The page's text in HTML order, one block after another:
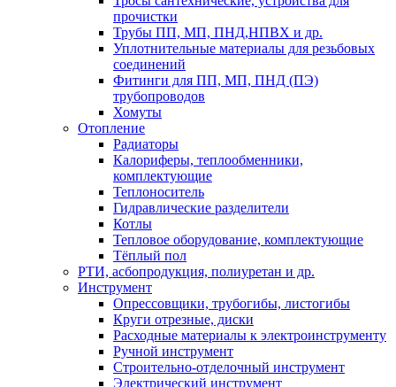
прочистки
Трубы ПП, МП, ПНД,НПВХ и др.
Уплотнительные материалы для резьбовых
соединений
Фитинги для ПП, МП, ПНД (ПЭ)
трубопроводов
Хомуты
Отопление
Радиаторы
Калориферы, теплообменники,
комплектующие
Теплоноситель
Гидравлические разделители
Котлы
Тепловое оборудование, комплектующие
Тёплый пол
РТИ, асбопродукция, полиуретан и др.
Инструмент
Опрессовщики, трубогибы, листогибы
Круги отрезные, диски
Расходные материалы к электроинструменту
Ручной инструмент
Строительно-отделочный инструмент
Электрический инструмент